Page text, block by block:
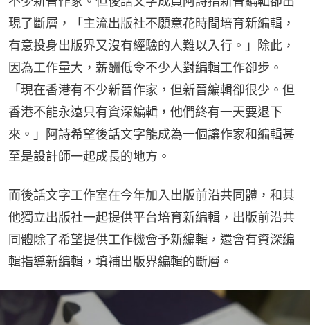
現了斷層，「主流出版社不願意花時間培育新編輯，
有意投身出版界又沒有經驗的人難以入行。」除此，
因為工作量大，薪酬低令不少人對編輯工作卻步。
「現在香港有不少新晉作家，但新晉編輯卻很少。但
香港不能永遠只有資深編輯，他們終有一天要退下
來。」阿詩希望後話文字能成為一個讓作家和編輯甚
至是設計師一起成長的地方。
而後話文字工作室在今年加入出版前沿共同體，和其
他獨立出版社一起提供平台培育新編輯，出版前沿共
同體除了希望提供工作機會予新編輯，還會有資深編
輯指導新編輯，填補出版界編輯的斷層。